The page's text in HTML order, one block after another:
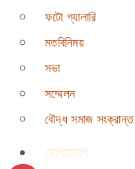
ফটো গ্যালারি
মতবিনিময়
সভা
সম্মেলন
বৌদ্ধ সমাজ সংক্রান্ত
যোগাযোগ